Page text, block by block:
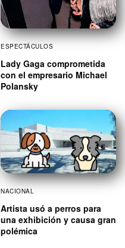
ESPECTÁCULOS
Lady Gaga comprometida
con el empresario Michael
Polansky
NACIONAL
Artista usó a perros para
una exhibición y causa gran
polémica